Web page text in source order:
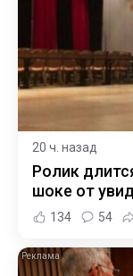
20 ч. назад
Ролик
шоке от
134 54